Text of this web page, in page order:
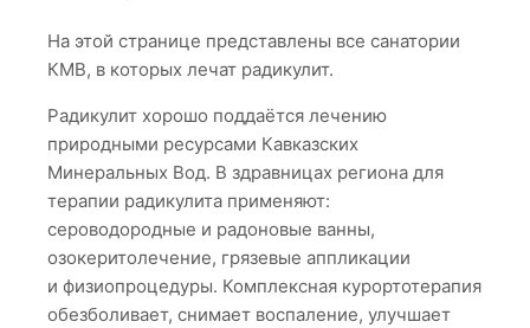
На этой странице представлены все санатории
КМВ, в которых лечат радикулит.
Радикулит хорошо поддаётся лечению
природными ресурсами Кавказских
Минеральных Вод. В здравницах региона для
терапии радикулита применяют:
сероводородные и радоновые ванны,
озокеритолечение, грязевые аппликации
и физиопроцедуры. Комплексная курортотерапия
обезболивает, снимает воспаление, улучшает